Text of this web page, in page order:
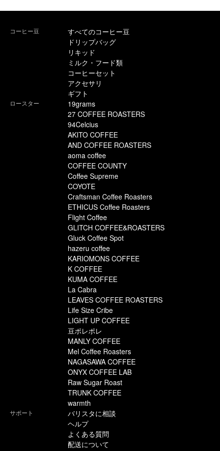
コーヒー豆
すべてのコーヒー豆
ドリップバッグ
リキッド
ミルク・フード類
コーヒーセット
アクセサリ
ギフト
ロースター
19grams
27 COFFEE ROASTERS
94Celcius
AKITO COFFEE
AND COFFEE ROASTERS
aoma coffee
COFFEE COUNTY
Coffee Supreme
COYOTE
Craftsman Coffee Roasters
ETHICUS Coffee Roasters
Flight Coffee
GLITCH COFFEE&ROASTERS
Gluck Coffee Spot
hazeru coffee
KARIOMONS COFFEE
K COFFEE
KUMA COFFEE
La Cabra
LEAVES COFFEE ROASTERS
Life Size Cribe
LIGHT UP COFFEE
豆ポレポレ
MANLY COFFEE
Mel Coffee Roasters
NAGASAWA COFFEE
ONYX COFFEE LAB
Raw Sugar Roast
TRUNK COFFEE
warmth
サポート
バリスタに相談
ヘルプ
よくある質問
配送について